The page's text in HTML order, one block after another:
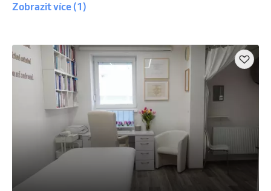
Zobrazit více (1)